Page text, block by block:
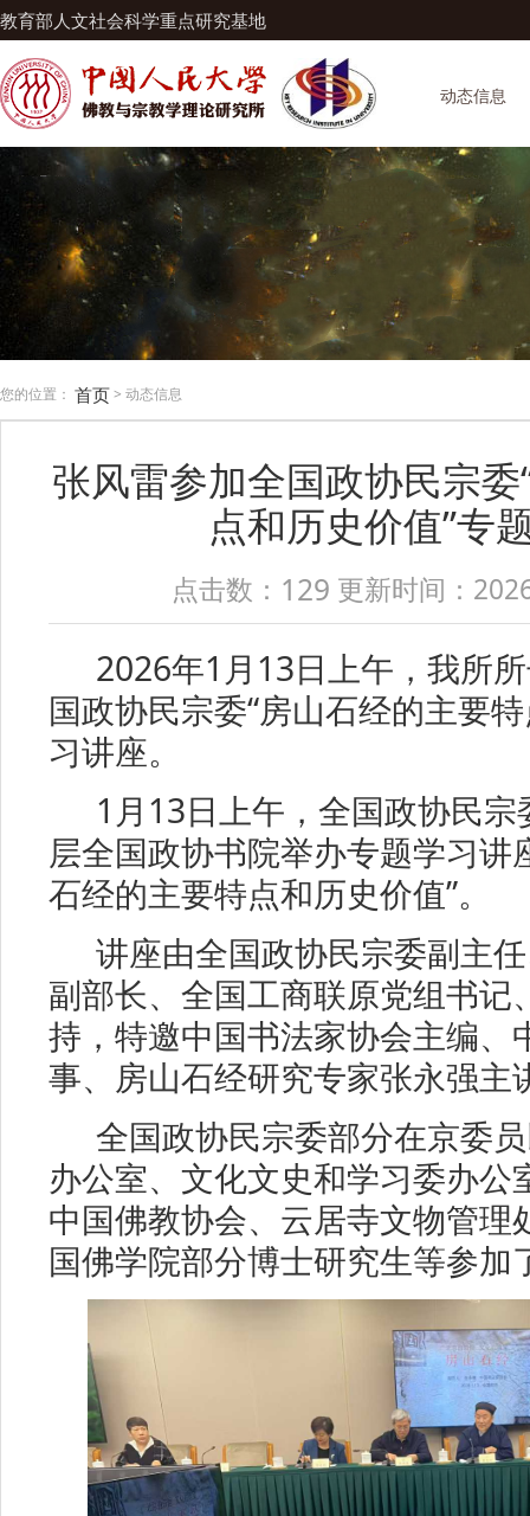
教育部人文社会科学重点研究基地
动态信息
您的位置： 首页> 动态信息
张风雷参加全国政协民宗
点和历史价值”专
点击数： 129 更新时间：
2026年1月13日上午，我所
国政协民宗委“房山石经的主要
习讲座。
1月13日上午，全国政协民
层全国政协书院举办专题学习讲
石经的主要特点和历史价值”。
讲座由全国政协民宗委副主
副部长、全国工商联原党组书记
持，特邀中国书法家协会主编、
事、房山石经研究专家张永强主
全国政协民宗委部分在京委
办公室、文化文史和学习委办公
中国佛教协会、云居寺文物管理
国佛学院部分博士研究生等参加